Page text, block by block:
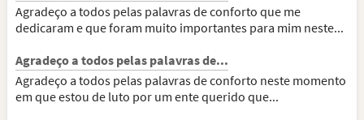
Agradeço a todos pelas palavras de conforto que me
dedicaram e que foram muito importantes para mim neste...
Agradeço a todos pelas palavras de...
Agradeço a todos pelas palavras de conforto neste momento
em que estou de luto por um ente querido que...